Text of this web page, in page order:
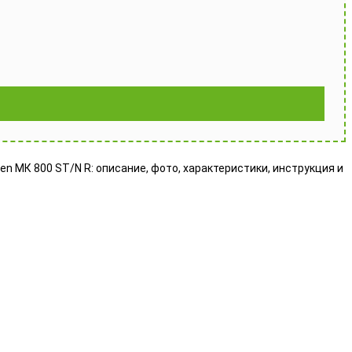
800 ST/N R: описание, фото, характеристики, инструкция и